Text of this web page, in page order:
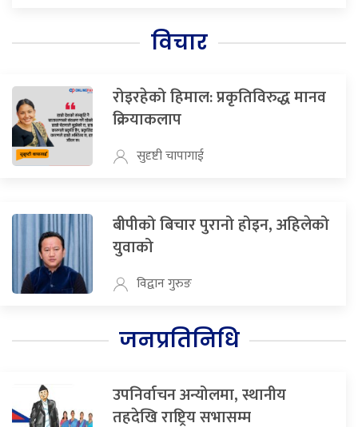
विचार
रोइरहेको हिमाल: प्रकृतिविरुद्ध मानव
क्रियाकलाप
सुदृष्टी चापागाई
बीपीको बिचार पुरानो होइन, अहिलेको
युवाको
विद्वान गुरुङ
जनप्रतिनिधि
उपनिर्वाचन अन्योलमा, स्थानीय
तहदेखि राष्ट्रिय सभासम्म